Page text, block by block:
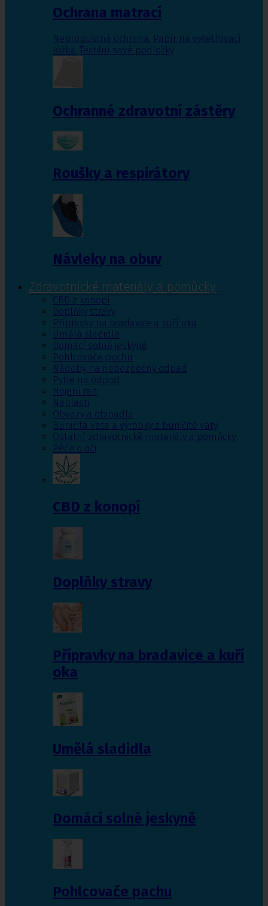
Ochrana matrací
Nepropustná ochrana, Papír na vyšetřovací
lůžka, Textilní savé podložky
Ochranné zdravotní zástěry
Roušky a respirátory
Návleky na obuv
Zdravotnické materiály a pomůcky
CBD z konopí
Doplňky stravy
Přípravky na bradavice a kuří oka
Umělá sladidla
Domácí solné jeskyně
Pohlcovače pachu
Nádoby na nebezpečný odpad
Pytle na odpad
Hojení ran
Náplasti
Obvazy a obinadla
Buničitá vata a výrobky z buničité vaty
Ostatní zdravotnické materiály a pomůcky
Péče o oči
CBD z konopí
Doplňky stravy
Přípravky na bradavice a kuří
oka
Umělá sladidla
Domácí solné jeskyně
Pohlcovače pachu